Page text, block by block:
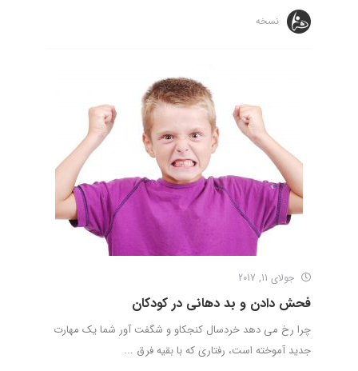
نسخه
جولای 11, 2017
فحش دادن و بد دهانی در کودکان
چرا رخ می دهد خردسال کنجکاو و شگفت آور شما یک مهارت
جدید آموخته است، رفتاری که با بقیه فرق ...